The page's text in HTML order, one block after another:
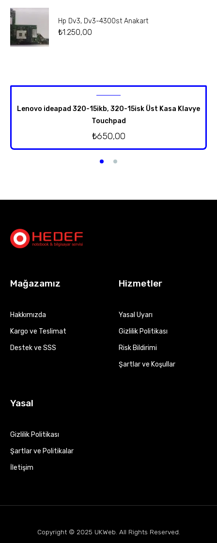
Hp Dv3, Dv3-4300st Anakart
₺1.250,00
Lenovo ideapad 320-15ikb, 320-15isk Üst Kasa Klavye
Touchpad
₺650,00
Mağazamız
Hakkımızda
Kargo ve Teslimat
Destek ve SSS
Hizmetler
Yasal Uyarı
Gizlilik Politikası
Risk Bildirimi
Şartlar ve Koşullar
Yasal
Gizlilik Politikası
Şartlar ve Politikalar
İletişim
Copyright © 2025 UKWeb. All Rights Reserved.